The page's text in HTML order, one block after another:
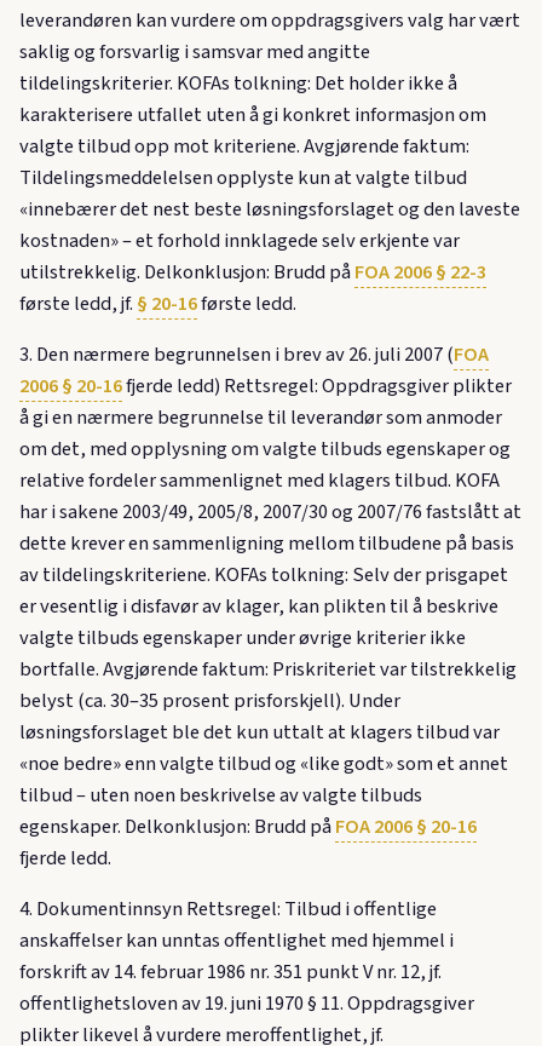
leverandøren kan vurdere om oppdragsgivers valg har vært
saklig og forsvarlig i samsvar med angitte
tildelingskriterier. KOFAs tolkning: Det holder ikke å
karakterisere utfallet uten å gi konkret informasjon om
valgte tilbud opp mot kriteriene. Avgjørende faktum:
Tildelingsmeddelelsen opplyste kun at valgte tilbud
«innebærer det nest beste løsningsforslaget og den laveste
kostnaden» – et forhold innklagede selv erkjente var
utilstrekkelig. Delkonklusjon: Brudd påFOA 2006 § 22-3
første ledd, jf. § 20-16første ledd.
3. Den nærmere begrunnelsen i brev av 26. juli 2007 (FOA
2006 § 20-16fjerde ledd) Rettsregel: Oppdragsgiver plikter
å gi en nærmere begrunnelse til leverandør som anmoder
om det, med opplysning om valgte tilbuds egenskaper og
relative fordeler sammenlignet med klagers tilbud. KOFA
har i sakene 2003/49, 2005/8, 2007/30 og 2007/76 fastslått at
dette krever en sammenligning mellom tilbudene på basis
av tildelingskriteriene. KOFAs tolkning: Selv der prisgapet
er vesentlig i disfavør av klager, kan plikten til å beskrive
valgte tilbuds egenskaper under øvrige kriterier ikke
bortfalle. Avgjørende faktum: Priskriteriet var tilstrekkelig
belyst (ca. 30–35 prosent prisforskjell). Under
løsningsforslaget ble det kun uttalt at klagers tilbud var
«noe bedre» enn valgte tilbud og «like godt» som et annet
tilbud – uten noen beskrivelse av valgte tilbuds
egenskaper. Delkonklusjon: Brudd påFOA 2006 § 20-16
fjerde ledd.
4. Dokumentinnsyn Rettsregel: Tilbud i offentlige
anskaffelser kan unntas offentlighet med hjemmel i
forskrift av 14. februar 1986 nr. 351 punkt V nr. 12, jf.
offentlighetsloven av 19. juni 1970 § 11. Oppdragsgiver
plikter likevel å vurdere meroffentlighet, jf.